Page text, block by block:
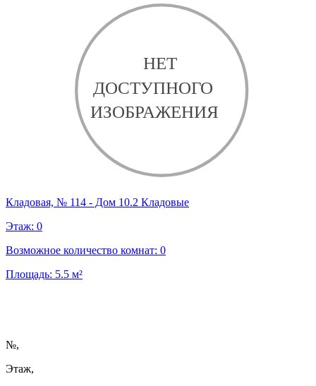
Кладовая, № 114 - Дом 10.2 Кладовые
Этаж: 0
Возможное количество комнат: 0
Площадь: 5.5 м²
№,
Этаж,